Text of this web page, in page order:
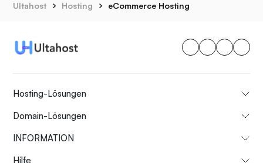
Ultahost Hosting eCommerce Hosting
Hosting-Lösungen
Domain-Lösungen
INFORMATION
Hilfe